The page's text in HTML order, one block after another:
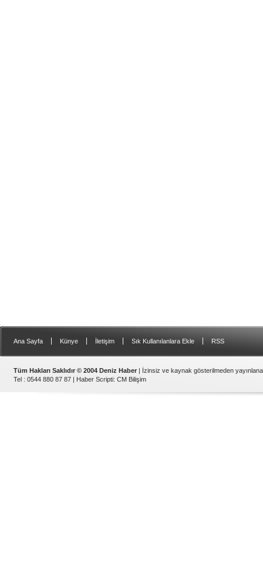
Ana Sayfa Künye İletişim Sık Kullanılanlara Ekle RSS
Tüm Hakları Saklıdır © 2004 Deniz Haber | İzinsiz ve kaynak gösterilmeden
Tel : 0544 880 87 87 | Haber Scripti: CM Bilişim